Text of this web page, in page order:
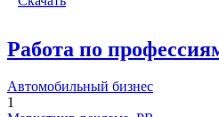
Работа по
Автомобильный бизнес
1